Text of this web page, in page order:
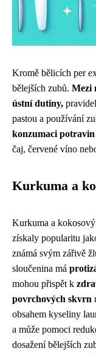
Kromě bělicích per
bělejších zubů. Mezi
ústní dutiny,
pastou a používání
konzumaci
čaj, červené víno
Kurkuma a
Kurkuma a
získaly popularitu
známá svým zářivě
sloučenina má
mohou přispět k
povrchových skvrn
obsahem kyseliny
a může pomoci
dosažení bělejších